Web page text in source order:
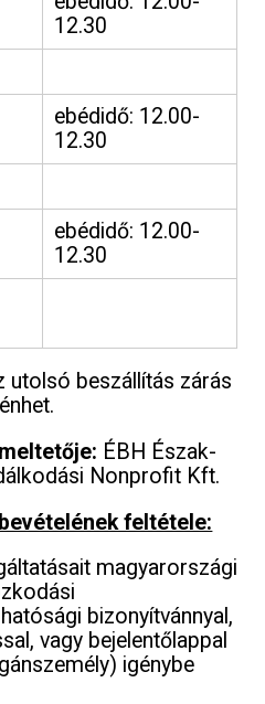
12.30
ebédidő: 12.00-
12.30
ebédidő: 12.00-
12.30
utolsó beszállítás zárás
ÉBH Észak-
Nonprofit Kft.
feltétele:
magyarországi
bizonyítvánnyal,
vagy bejelentőlappal
igénybe